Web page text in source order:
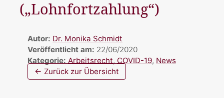
(„Lohnfortzahlung“)
Autor: Dr. Monika Schmidt
Veröffentlicht am: 22/06/2020
Kategorie: Arbeitsrecht, COVID-19, News
← Zurück zur Übersicht